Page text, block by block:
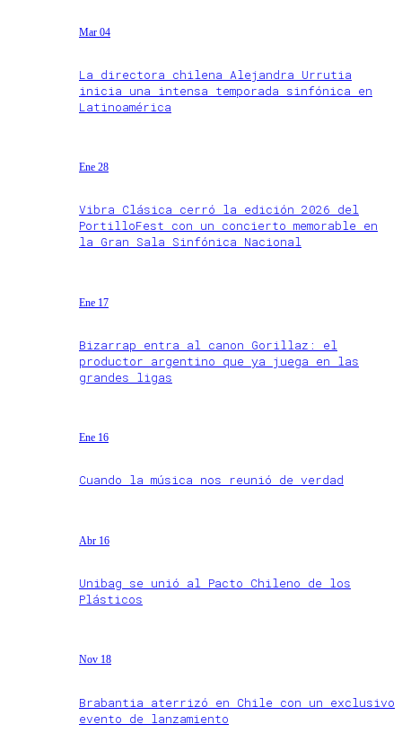
Mar 04
La directora chilena Alejandra Urrutia
inicia una intensa temporada sinfónica en
Latinoamérica
Ene 28
Vibra Clásica cerró la edición 2026 del
PortilloFest con un concierto memorable en
la Gran Sala Sinfónica Nacional
Ene 17
Bizarrap entra al canon Gorillaz: el
productor argentino que ya juega en las
grandes ligas
Ene 16
Cuando la música nos reunió de verdad
Abr 16
Unibag se unió al Pacto Chileno de los
Plásticos
Nov 18
Brabantia aterrizó en Chile con un exclusivo
evento de lanzamiento